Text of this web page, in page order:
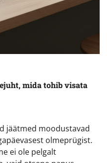
mida tohib visata
jäätmed moodustavad
olmeprügist.
ei ole pelgalt